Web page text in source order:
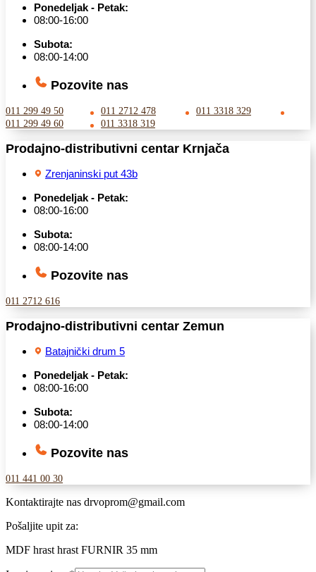
Ponedeljak - Petak:
08:00-16:00
Subota:
08:00-14:00
Pozovite nas
011 299 49 50 011 2712 478
011 3318 329
011 299 49 60
011 3318 319
Prodajno-distributivni centar Krnjača
Zrenjaninski put 43b
Ponedeljak - Petak:
08:00-16:00
Subota:
08:00-14:00
Pozovite nas
011 2712 616
Prodajno-distributivni centar Zemun
Batajnički drum 5
Ponedeljak - Petak:
08:00-16:00
Subota:
08:00-14:00
Pozovite nas
011 441 00 30
Kontaktirajte nas drvoprom@gmail.com
Pošaljite upit za:
MDF hrast hrast FURNIR 35 mm